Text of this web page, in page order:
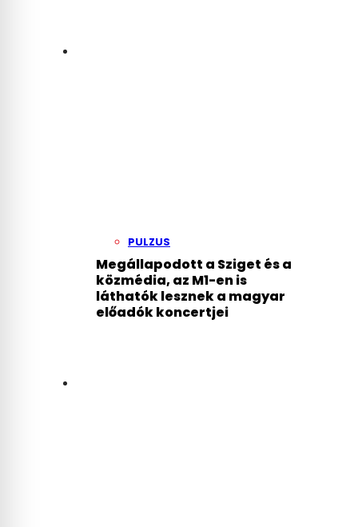
PULZUS
Megállapodott a Sziget és a
közmédia, az M1-en is
láthatók lesznek a magyar
előadók koncertjei